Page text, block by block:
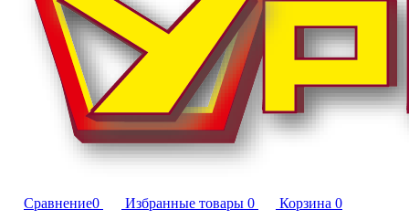
Сравнение0 Избранные товары 0 Корзина 0